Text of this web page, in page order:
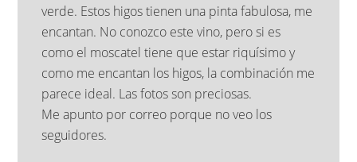
verde. Estos higos tienen una pinta fabulosa, me
encantan. No conozco este vino, pero si es
como el moscatel tiene que estar riquísimo y
como me encantan los higos, la combinación me
parece ideal. Las fotos son preciosas.
Me apunto por correo porque no veo los
seguidores.